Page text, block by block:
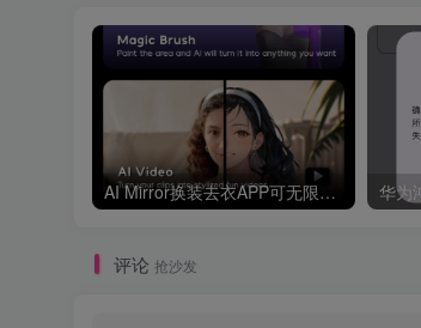
AI Mirror换装去衣APP可无限白嫖！
评论 抢沙发